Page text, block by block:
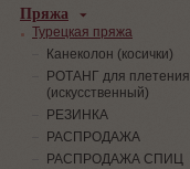
Пряжа
Турецкая пряжа
Канеколон (косички)
РОТАНГ для плетения
(искусственный)
PЕЗИНКА
РАСПРОДАЖА
РАСПРОДАЖА СПИЦ